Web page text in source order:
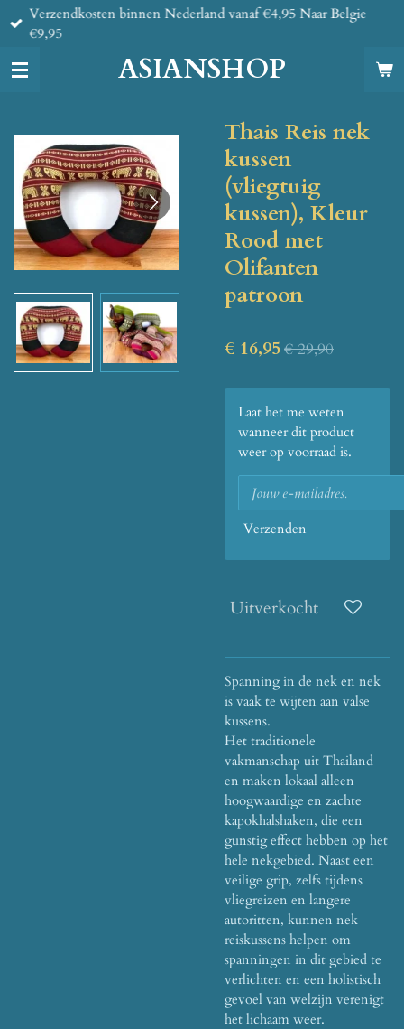
Ga
direct
de
ASIANSHOP
Verzendkosten binnen Nederland vanaf €4,95 Naar Belgie
€9,95
Thais Reis nek
kussen
(vliegtuig
kussen), Kleur
Rood met
Olifanten
patroon
€ 16,95€ 29,90
Laat het me weten
wanneer dit product
weer op voorraad is.
Verzenden
Uitverkocht
Spanning in de nek en nek
is vaak te wijten aan valse
kussens.
Het traditionele
vakmanschap uit Thailand
en maken lokaal alleen
hoogwaardige en zachte
kapokhalshaken, die een
gunstig effect hebben op het
hele nekgebied. Naast een
veilige grip, zelfs tijdens
vliegreizen en langere
autoritten, kunnen nek
reiskussens helpen om
spanningen in dit gebied te
verlichten en een holistisch
gevoel van welzijn verenigt
het lichaam weer.